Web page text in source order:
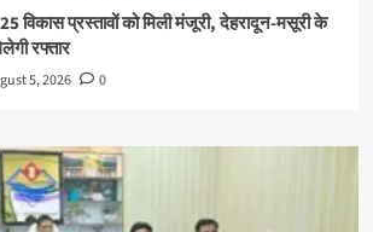
विकास प्रस्तावों को मिली मंजूरी, देहरादून-मसूरी के
रफ्तार
5, 2026 0